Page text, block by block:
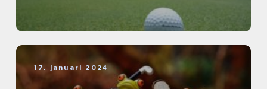
17. januari 2024